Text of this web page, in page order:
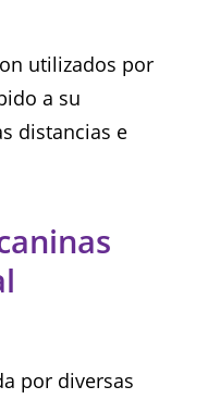
utilizados por
a su
distancias e
por diversas